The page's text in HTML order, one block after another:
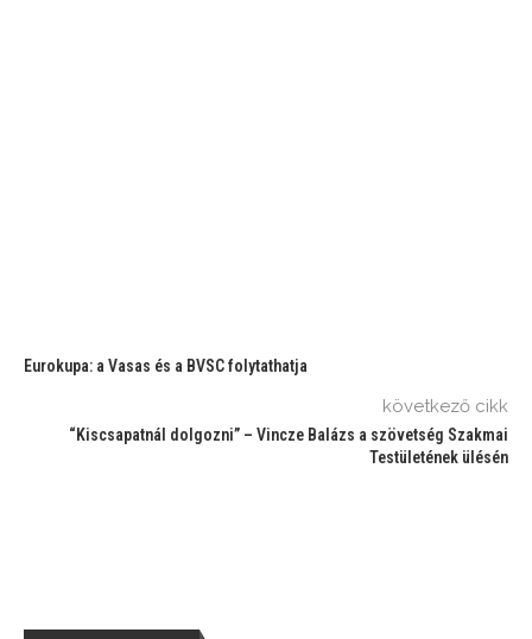
Eurokupa: a Vasas és a BVSC folytathatja
következő cikk
“Kiscsapatnál dolgozni” – Vincze Balázs a szövetség Szakmai
Testületének ülésén